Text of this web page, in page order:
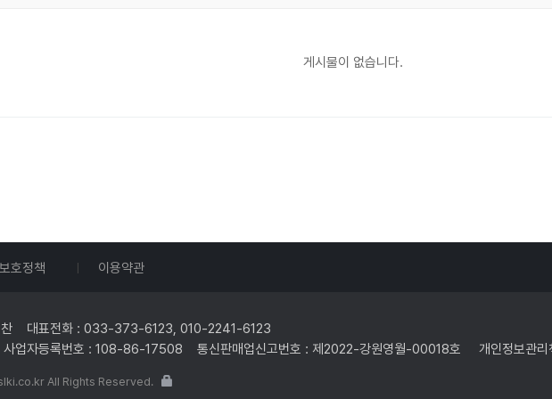
게시물이 없습니다.
호정책 이용약관
찬 대표전화 : 033-373-6123, 010-2241-6123
업자등록번호 : 108-86-17508 통신판매업신고번호 : 제2022-강원영월-00018호 개인정보관리
All Rights Reserved.